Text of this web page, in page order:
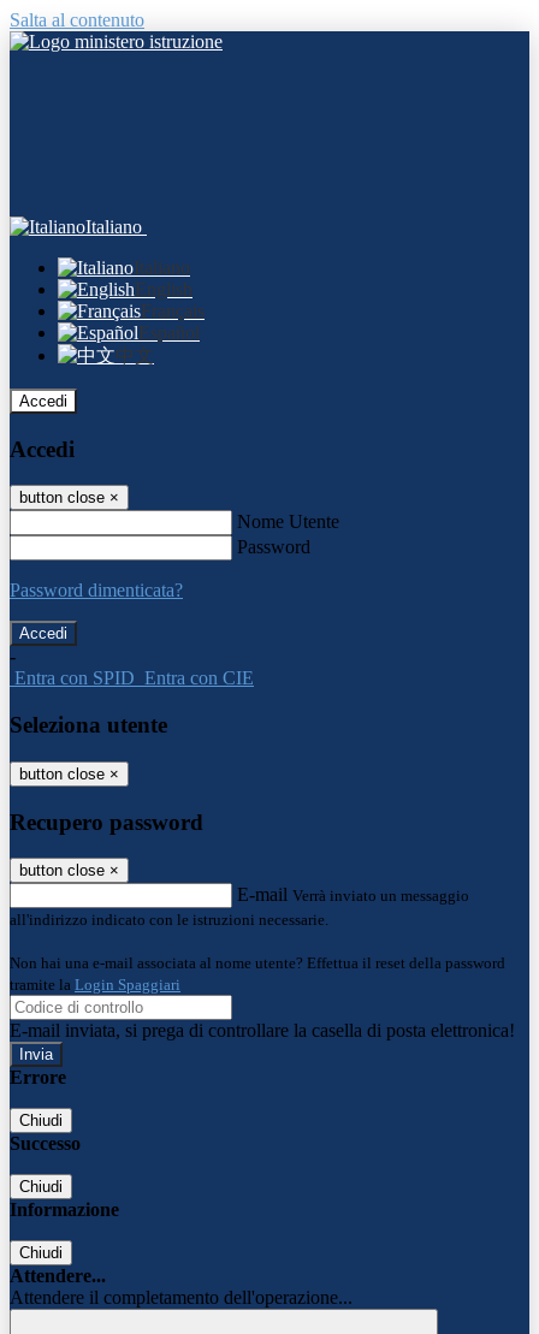
Salta al contenuto
Italiano
Italiano
English
Français
Español
中文
Accedi
Accedi
button close ×
Nome Utente
Password
Password dimenticata?
-
Entra con SPID Entra con CIE
Seleziona utente
button close ×
Recupero password
button close ×
E-mail Verrà inviato un messaggio
all'indirizzo indicato con le istruzioni necessarie.
Non hai una e-mail associata al nome utente? Effettua il reset della password
tramite la Login Spaggiari
E-mail inviata, si prega di controllare la casella di posta elettronica!
Errore
Chiudi
Successo
Chiudi
Informazione
Chiudi
Attendere...
Attendere il completamento dell'operazione...